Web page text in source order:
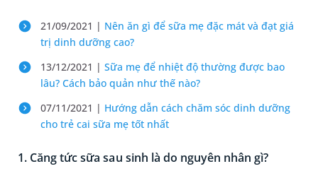
21/09/2021 | Nên ăn gì để sữa mẹ đặc mát và đạt giá
trị dinh dưỡng cao?
13/12/2021 | Sữa mẹ để nhiệt độ thường được bao
lâu? Cách bảo quản như thế nào?
07/11/2021 | ​Hướng dẫn cách chăm sóc dinh dưỡng
cho trẻ cai sữa mẹ tốt nhất
1. Căng tức sữa sau sinh là do nguyên nhân gì?